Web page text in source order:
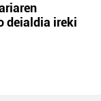
deialdia ireki